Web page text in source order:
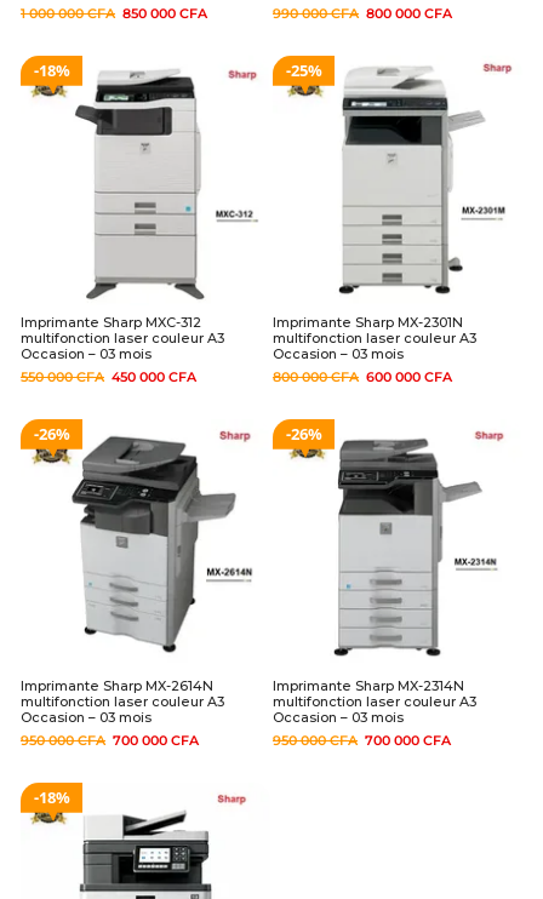
1 000 000CFA 850 000 CFA
990 000CFA 800 000 CFA
18%
Imprimante Sharp MXC-312
multifonction laser couleur A3
Occasion – 03 mois
550 000CFA 450 000 CFA
25%
Imprimante Sharp MX-2301N
multifonction laser couleur A3
Occasion – 03 mois
800 000CFA 600 000 CFA
26%
Imprimante Sharp MX-2614N
multifonction laser couleur A3
Occasion – 03 mois
950 000CFA 700 000 CFA
26%
Imprimante Sharp MX-2314N
multifonction laser couleur A3
Occasion – 03 mois
950 000CFA 700 000 CFA
18%